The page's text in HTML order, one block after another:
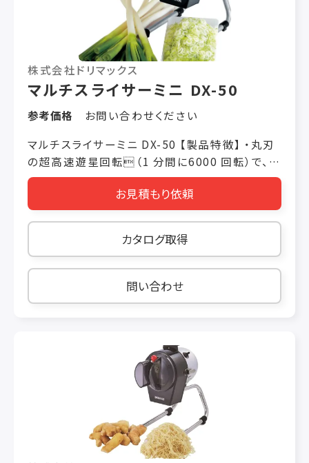
株式会社ドリマックス
マルチスライサーミニ DX-50
参考価格
お問い合わせください
マルチスライサーミニ DX-50 【製品特徴】 ・丸刃
の超高速遊星回転（1 分間に6000 回転）で、驚
異のスピード処理 ・コンパクト設計で、掃除、メン
テナンスもラクラク 【製品仕様】 価格 税抜き
￥98,000 機械寸法 W230 × L340 ×
H370（mm） 投入口 95 × 38（mm）（変形三日
月型） 定格消費電力 100/110W 50/60Hz 重量
5kg 使用時間 20 分 処理能力 長ネギ45本/5 分
※1mm 厚設定時 厚さ調節 0.3 ～ 5.0mm（無段
階） オプション ささがき専用カバー（ネギの斜
お見積もり依頼
カタログ取得
問い合わせ